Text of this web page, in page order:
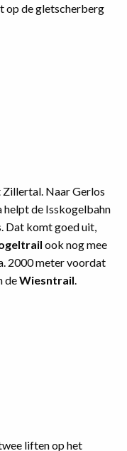
op de gletscherberg
Zillertal. Naar Gerlos
helpt de Isskogelbahn
Dat komt goed uit,
ook nog mee
2000 meter voordat
deWiesntrail
liften op het